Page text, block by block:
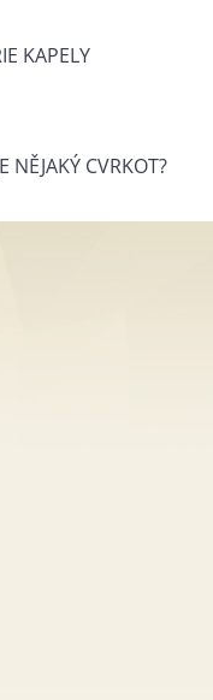
KAPELY
NĚJAKÝ CVRKOT?